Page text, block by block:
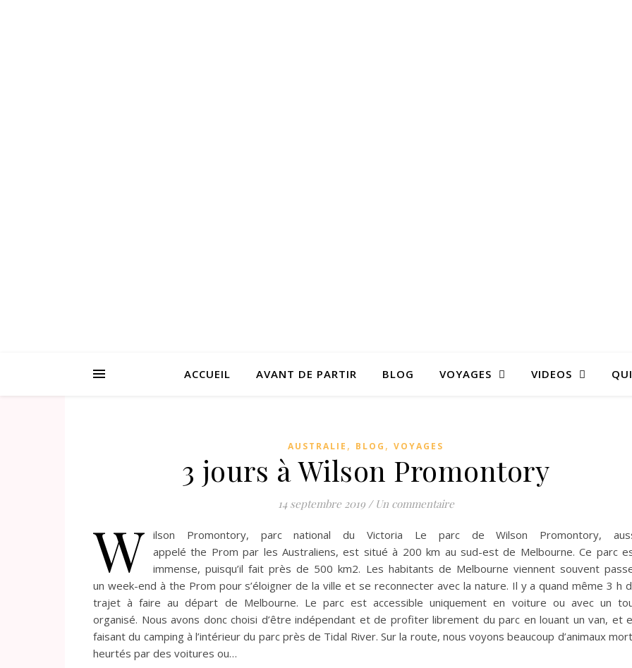
ACCUEIL AVANT DE PARTIR BLOG VOYAGES VIDEOS
AUSTRALIE , BLOG , VOYAGES
3 jours à Wilson Promontory
14 septembre 2019 / Un commentaire
W ilson Promontory, parc national du Victoria Le parc de Wilson Promontory,
appelé the Prom par les Australiens, est situé à 200 km au sud-est de Melbourne. Ce parc
immense, puisqu’il fait près de 500 km2. Les habitants de Melbourne viennent souvent
un week-end à the Prom pour s’éloigner de la ville et se reconnecter avec la nature. Il y a quand même 3 h
trajet à faire au départ de Melbourne. Le parc est accessible uniquement en voiture ou avec un
organisé. Nous avons donc choisi d’être indépendant et de profiter librement du parc en louant un van, et
faisant du camping à l’intérieur du parc près de Tidal River. Sur la route, nous voyons beaucoup d’animaux
heurtés par des voitures ou…